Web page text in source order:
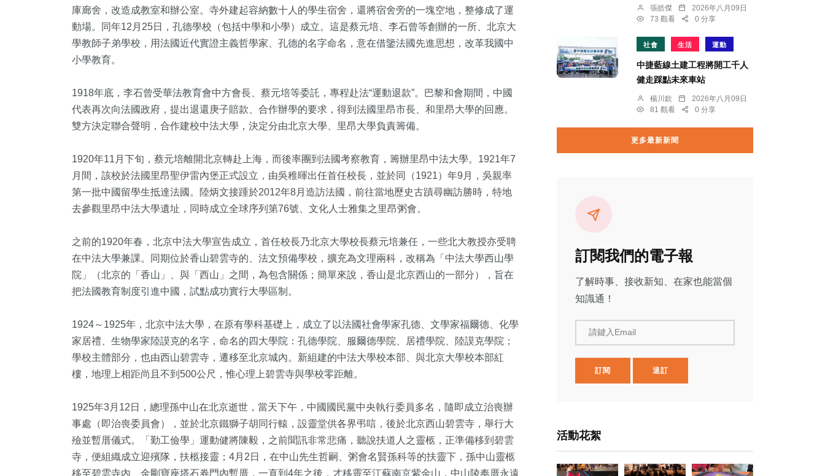
庫廊舍，改造成教室和辦公室。寺外建起容納數十人的學生宿舍，還將宿舍旁的一塊空地，整修成了運
動場。同年12月25日，孔德學校（包括中學和小學）成立。這是蔡元培、李石曾等創辦的一所、北京大
學教師子弟學校，用法國近代實證主義哲學家、孔德的名字命名，意在借鑒法國先進思想，改革我國中
小學教育。
1918年底，李石曾受華法教育會中方會長、蔡元培等委託，專程赴法“運動退款”。巴黎和會期間，中國
代表再次向法國政府，提出退還庚子賠款、合作辦學的要求，得到法國里昂市長、和里昂大學的回應。
雙方決定聯合聲明，合作建校中法大學，決定分由北京大學、里昂大學負責籌備。
1920年11月下旬，蔡元培離開北京轉赴上海，而後率團到法國考察教育，籌辦里昂中法大學。1921年7
月間，該校於法國里昂聖伊雷內堡正式設立，由吳稚暉出任首任校長，並於同（1921）年9月，吳親率
第一批中國留學生抵達法國。陸炳文接踵於2012年8月造訪法國，前往當地歷史古蹟尋幽訪勝時，特地
去參觀里昂中法大學遺址，同時成立全球序列第76號、文化人士雅集之里昂粥會。
之前的1920年春，北京中法大學宣告成立，首任校長乃北京大學校長蔡元培兼任，一些北大教授亦受聘
在中法大學兼課。同期位於香山碧雲寺的、法文預備學校，擴充為文理兩科，改稱為「中法大學西山學
院」（北京的「香山」、與「西山」之間，為包含關係；簡單來說，香山是北京西山的一部分），旨在
把法國教育制度引進中國，試點成功實行大學區制。
1924～1925年，北京中法大學，在原有學科基礎上，成立了以法國社會學家孔德、文學家福爾德、化學
家居禮、生物學家陸謨克的名字，命名的四大學院：孔德學院、服爾德學院、居禮學院、陸謨克學院；
學校主體部分，也由西山碧雲寺，遷移至北京城內。新組建的中法大學校本部、與北京大學校本部紅
樓，地理上相距尚且不到500公尺，惟心理上碧雲寺與學校零距離。
1925年3月12日，總理孫中山在北京逝世，當天下午，中國國民黨中央執行委員多名，隨即成立治喪辦
事處（即治喪委員會），並於北京鐵獅子胡同行轅，設靈堂供各界弔唁，後於北京西山碧雲寺，舉行大
殮並暫厝儀式。「勤工儉學」運動健將陳毅，之前聞訊非常悲痛，聽說扶道人之靈柩，正準備移到碧雲
寺，便組織成立迎殯隊，扶柩接靈；4月2日，在中山先生哲嗣、粥會名賢孫科等的扶靈下，孫中山靈柩
移至碧雲寺內、金剛寶座塔石券門內暫厝，一直到4年之後，才移靈至江蘇南京紫金山，中山陵奉厝永遠
張皓傑
2026年八月09日
73 觀看
0 分享
社會 生活 運動
中捷藍線土建工程將開工千人
健走踩點未來車站
楊川欽
2026年八月09日
81 觀看
0 分享
更多最新新聞
訂閱我們的電子報
了解時事、接收新知、在家也能當個
知識通！
請鍵入Email
訂閱 退訂
活動花絮